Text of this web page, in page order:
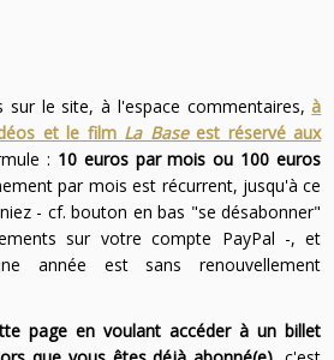
sur le site, à l'espace commentaires,à
et le film La Baseest réservé aux
: 10 euros par mois ou 100 euros
par mois est récurrent, jusqu'à ce
- cf. bouton en bas "se désabonner"
sur votre compte PayPal -, et
année est sans renouvellement
page en voulant accéder à un billet